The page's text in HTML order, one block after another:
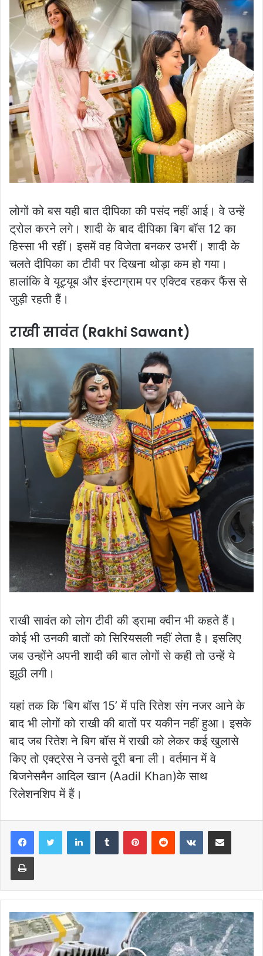
लोगों को बस यही बात दीपिका की पसंद नहीं आई। वे उन्हें
ट्रोल करने लगे। शादी के बाद दीपिका बिग बॉस 12 का
हिस्सा भी रहीं। इसमें वह विजेता बनकर उभरीं। शादी के
चलते दीपिका का टीवी पर दिखना थोड़ा कम हो गया।
हालांकि वे यूट्यूब और इंस्टाग्राम पर एक्टिव रहकर फैंस से
जुड़ी रहती हैं।
राखी सावंत (Rakhi Sawant)
राखी सावंत को लोग टीवी की ड्रामा क्वीन भी कहते हैं।
कोई भी उनकी बातों को सिरियसली नहीं लेता है। इसलिए
जब उन्होंने अपनी शादी की बात लोगों से कही तो उन्हें ये
झूठी लगी।
यहां तक कि ‘बिग बॉस 15’ में पति रितेश संग नजर आने के
बाद भी लोगों को राखी की बातों पर यकीन नहीं हुआ। इसके
बाद जब रितेश ने बिग बॉस में राखी को लेकर कई खुलासे
किए तो एक्ट्रेस ने उनसे दूरी बना ली। वर्तमान में वे
बिजनेसमैन आदिल खान (Aadil Khan)के साथ
रिलेशनशिप में हैं।
LinkedInTumblr PinterestReddit VKontakteShare via Email
Print